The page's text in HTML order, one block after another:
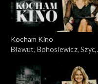
Kocham Kino
Bławut, Bohosiewicz, Szyc,